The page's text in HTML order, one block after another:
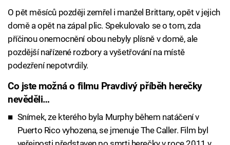
O pět měsíců později zemřel i manžel Brittany, opět v jejich
domě a opět na zápal plic. Spekulovalo se o tom, zda
příčinou onemocnění obou nebyly plísně v domě, ale
pozdější nařízené rozbory a vyšetřování na místě
podezření nepotvrdily.
Co jste možná o filmu Pravdivý příběh herečky
nevěděli…
Snímek, ze kterého byla Murphy během natáčení v
Puerto Rico vyhozena, se jmenuje The Caller. Film byl